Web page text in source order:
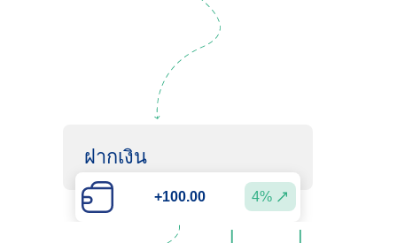
ฝากเงิน
+100.00 4%